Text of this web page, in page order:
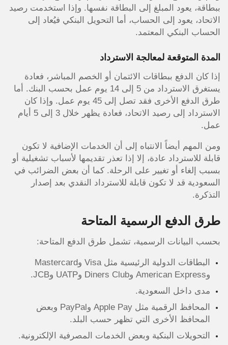
ببطاقة، يعود المبلغ إلى البطاقة نفسها. وإذا استخدمت رصيد
الاتحاد، يعود إلى الحساب، أما التحويل البنكي فيُعاد إلى
الحساب البنكي المعتمد.
المدة المتوقعة لمعالجة الاسترداد
إذا كان الدفع ببطاقات الائتمان أو الخصم المباشر، فعادة
يستغرق الاسترداد من 5 إلى 14 يوم عمل بحسب البنك. أما
طرق الدفع الأخرى فقد تصل إلى 45 يوم عمل. وإذا كان
الاسترداد إلى رصيد الاتحاد، فعادة يظهر خلال 3 إلى 5 أيام
عمل.
ومن المهم أيضاً الانتباه إلى أن الخدمات الإضافية لا تكون
قابلة للاسترداد عادة، إلا إذا تعذر تقديمها لأسباب تشغيلية أو
بسبب إلغاء أو تغيير على الرحلة. كما أن بعض الضرائب في
السعودية قد لا تكون قابلة للاسترداد النقدي بعد إصدار
التذكرة.
طرق الدفع الرسمية المتاحة
بحسب البيانات الرسمية، تشمل طرق الدفع المتاحة:
البطاقات الدولية الرئيسية مثل Visa وMastercard
وAmerican Express وDiners Club وUATP وJCB.
مدى داخل السعودية.
المحافظ الرقمية مثل Apple Pay وPayPal وبعض
المحافظ الأخرى التي تظهر حسب البلد.
التحويلات البنكية وبعض الخدمات المصرفية الإلكترونية.